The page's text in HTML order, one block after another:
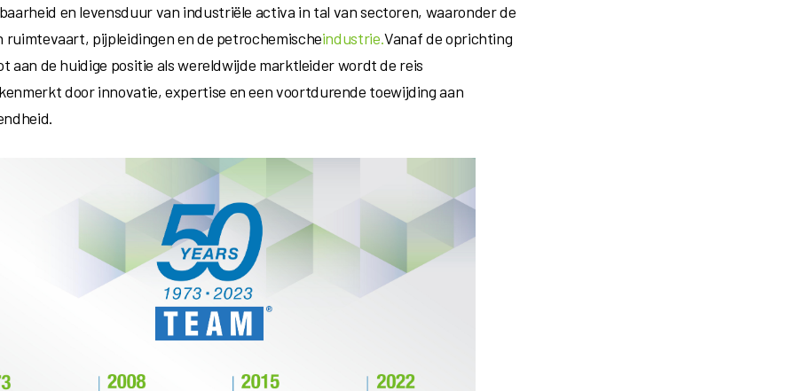
en levensduur van industriële activa in tal van sectoren, waaronder de
ruimtevaart, pijpleidingen en de petrochemischeindustrie.Vanaf de oprichting
aan de huidige positie als wereldwijde marktleider wordt de reis
door innovatie, expertise en een voortdurende toewijding aan